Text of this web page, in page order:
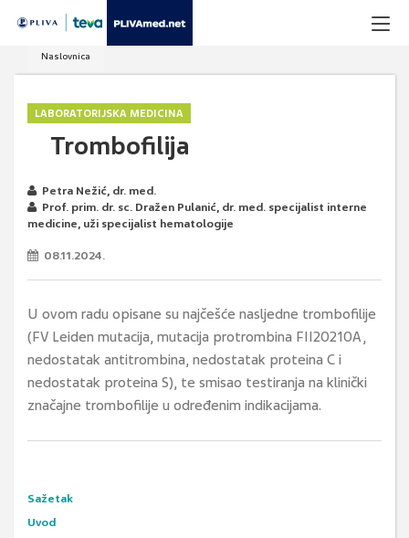
Naslovnica
LABORATORIJSKA MEDICINA
Trombofilija
Petra Nežić, dr. med.
Prof. prim. dr. sc. Dražen Pulanić, dr. med. specijalist interne
medicine, uži specijalist hematologije
08.11.2024.
U ovom radu opisane su najčešće nasljedne trombofilije
(FV Leiden mutacija, mutacija protrombina FII20210A,
nedostatak antitrombina, nedostatak proteina C i
nedostatak proteina S), te smisao testiranja na klinički
značajne trombofilije u određenim indikacijama.
Sažetak
Uvod